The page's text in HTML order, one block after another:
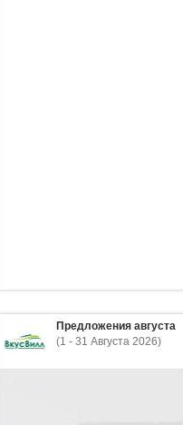
Предложения августа
(1 - 31 Августа 2026)